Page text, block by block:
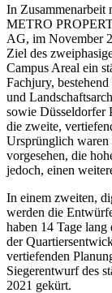
In Zusammenarbeit
METRO
AG, im November
Ziel des
Campus Areal ein
Fachjury,
und
sowie Düsseldorfer
die zweite,
Ursprünglich waren
vorgesehen, die
jedoch, einen
In einem zweiten,
werden die
haben 14 Tage
der
vertiefenden
Siegerentwurf des
2021 gekürt.